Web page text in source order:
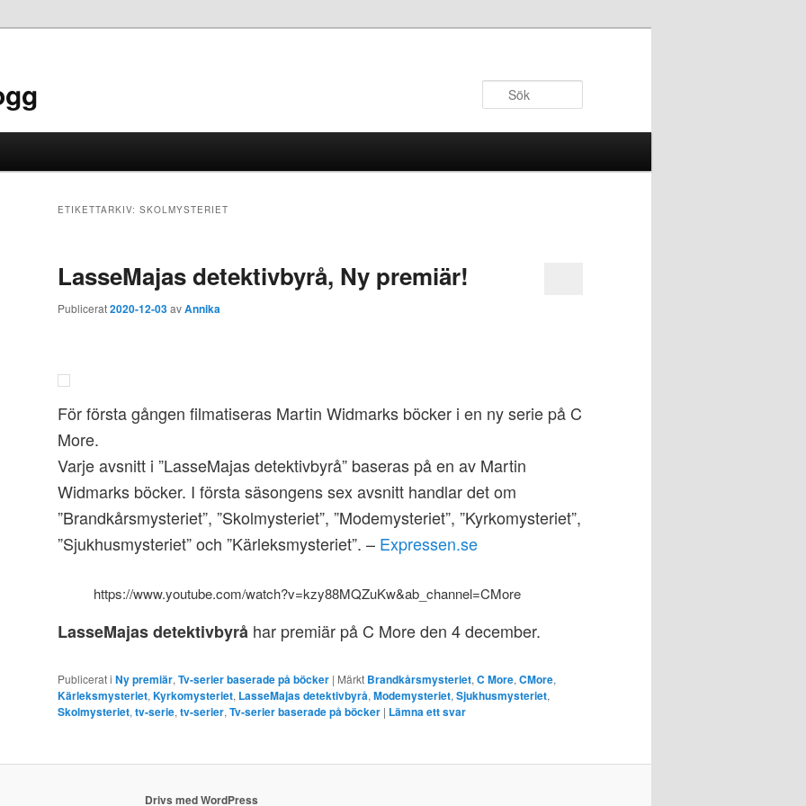
ETIKETTARKIV: SKOLMYSTERIET
LasseMajas detektivbyrå, Ny premiär!
Publicerat2020-12-03avAnnika
För första gången filmatiseras Martin Widmarks böcker i en ny serie på C
More.
Varje avsnitt i ”LasseMajas detektivbyrå” baseras på en av Martin
Widmarks böcker. I första säsongens sex avsnitt handlar det om
”Brandkårsmysteriet”, ”Skolmysteriet”, ”Modemysteriet”, ”Kyrkomysteriet”,
”Sjukhusmysteriet” och ”Kärleksmysteriet”. – Expressen.se
https://www.youtube.com/watch?v=kzy88MQZuKw&ab_channel=CMore
LasseMajas detektivbyrå har premiär på C More den 4 december.
Publicerat i Ny premiär, Tv-serier baserade på böcker | Märkt Brandkårsmysteriet, C More, CMore,
Kärleksmysteriet, Kyrkomysteriet, LasseMajas detektivbyrå, Modemysteriet, Sjukhusmysteriet,
Skolmysteriet, tv-serie, tv-serier, Tv-serier baserade på böcker | Lämna ett svar
Drivs med WordPress